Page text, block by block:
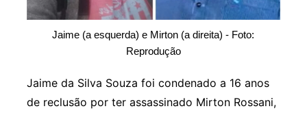
Jaime (a esquerda) e Mirton (a direita) - Foto:
Reprodução
Jaime da Silva Souza foi condenado a 16 anos
de reclusão por ter assassinado Mirton Rossani,